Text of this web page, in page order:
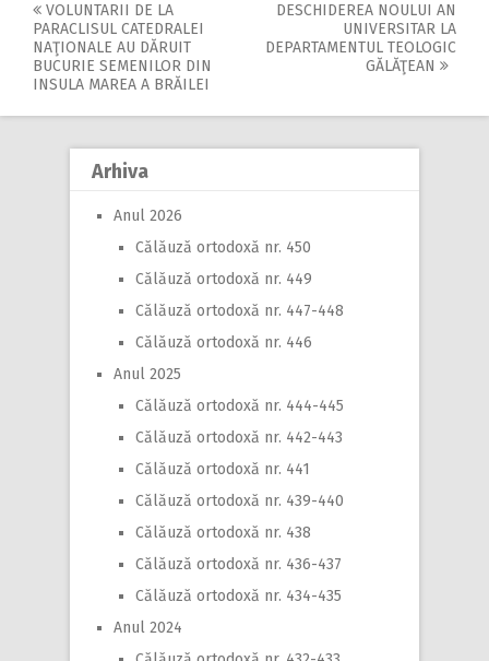
Post
navigation
VOLUNTARII DE LA
PARACLISUL CATEDRALEI
NAŢIONALE AU DĂRUIT
BUCURIE SEMENILOR DIN
INSULA MAREA A BRĂILEI
DESCHIDEREA NOULUI AN
UNIVERSITAR LA
DEPARTAMENTUL TEOLOGIC
GĂLĂŢEAN
Arhiva
Anul 2026
Călăuză ortodoxă nr. 450
Călăuză ortodoxă nr. 449
Călăuză ortodoxă nr. 447-448
Călăuză ortodoxă nr. 446
Anul 2025
Călăuză ortodoxă nr. 444-445
Călăuză ortodoxă nr. 442-443
Călăuză ortodoxă nr. 441
Călăuză ortodoxă nr. 439-440
Călăuză ortodoxă nr. 438
Călăuză ortodoxă nr. 436-437
Călăuză ortodoxă nr. 434-435
Anul 2024